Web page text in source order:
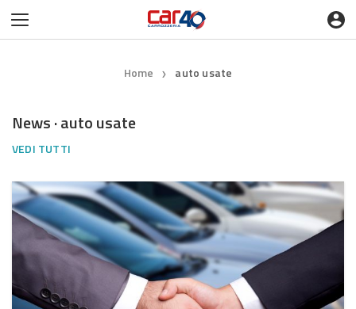
Home ❯ auto usate
News · auto usate
VEDI TUTTI